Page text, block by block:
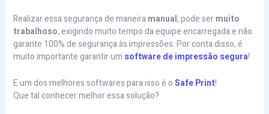
Realizar essa segurança de maneira manual, pode sermuito
trabalhoso, exigindo muito tempo da equipe encarregada e não
garante 100% de segurança às impressões. Por conta disso, é
muito importante garantir um software de impressão segura!
E um dos melhores softwares para isso é oSafe Print!
Que tal conhecer melhor essa solução?